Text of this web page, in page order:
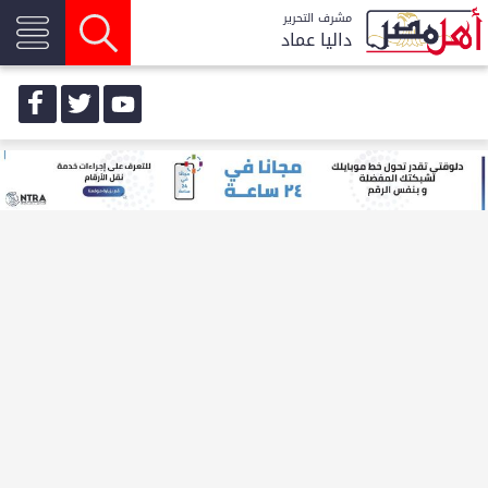
مشرف التحرير
داليا عماد